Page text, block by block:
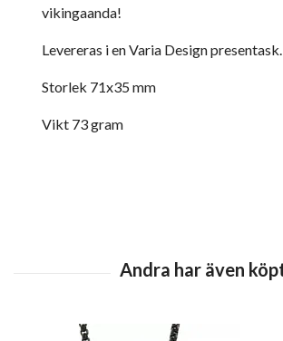
vikingaanda!
Levereras i en Varia Design presentask.
Storlek 71x35 mm
Vikt 73 gram